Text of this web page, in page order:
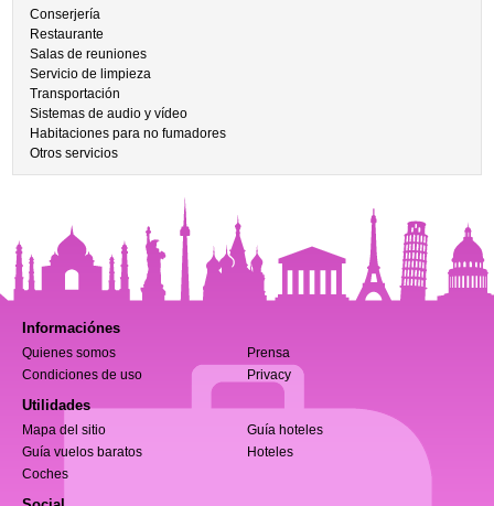
Conserjería
Restaurante
Salas de reuniones
Servicio de limpieza
Transportación
Sistemas de audio y vídeo
Habitaciones para no fumadores
Otros servicios
Informaciónes
Quienes somos
Prensa
Condiciones de uso
Privacy
Utilidades
Mapa del sitio
Guía hoteles
Guía vuelos baratos
Hoteles
Coches